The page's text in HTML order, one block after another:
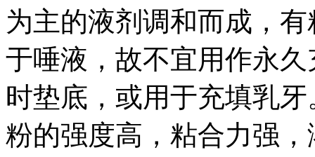
为主的液剂调和而成，
于唾液，故不宜用作永
时垫底，或用于充填乳
粉的强度高，粘合力强